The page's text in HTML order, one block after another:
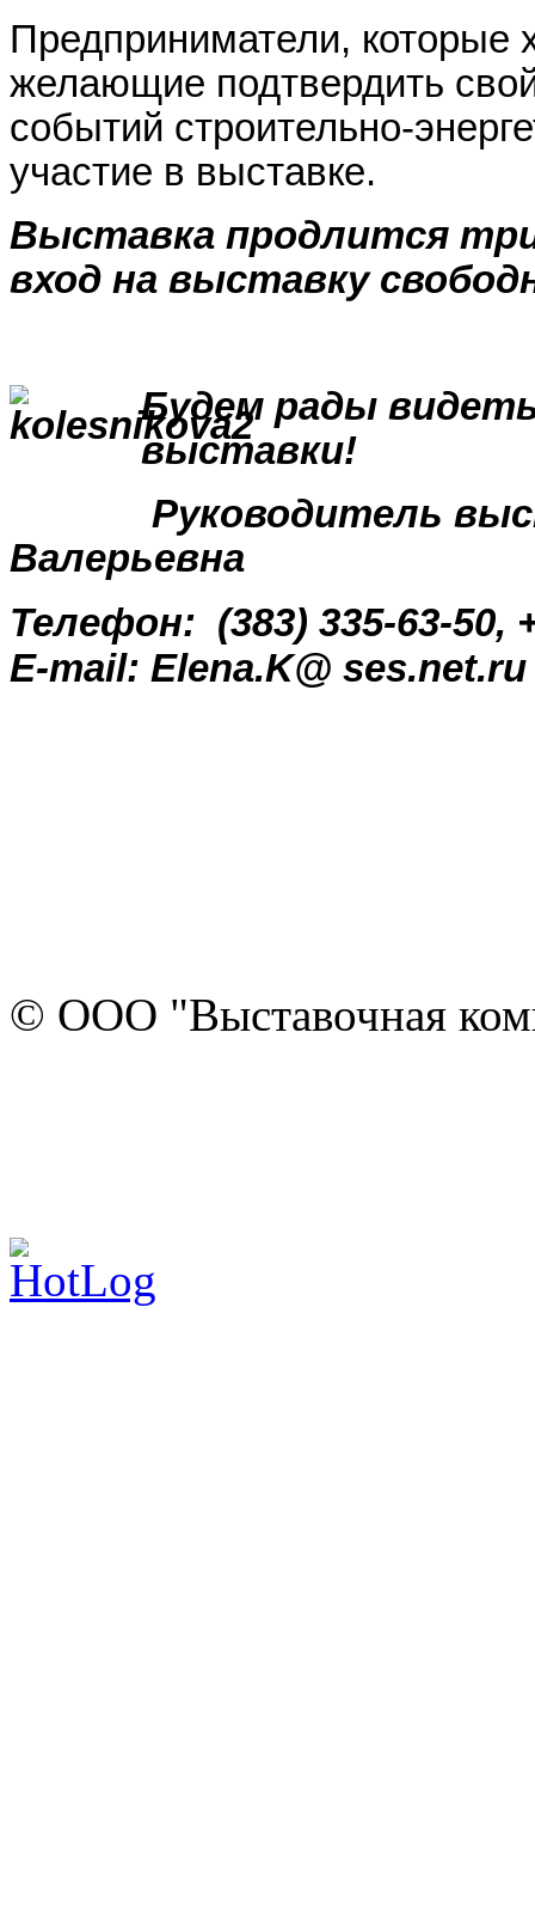
Предприниматели, которые
желающие подтвердить
событий строительно-
участие в выставке.
Выставка продлится
вход на выставку
Будем рады
выставки!
Руководитель
Валерьевна
Телефон: (383) 335-63-50,
E-mail: Elena.K@ ses.net.ru
© ООО "Выставочная